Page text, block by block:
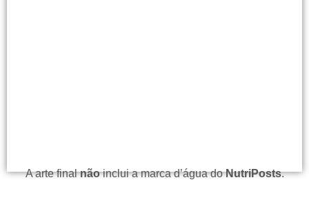
A arte finalnãoinclui a marca d’água doNutriPosts.